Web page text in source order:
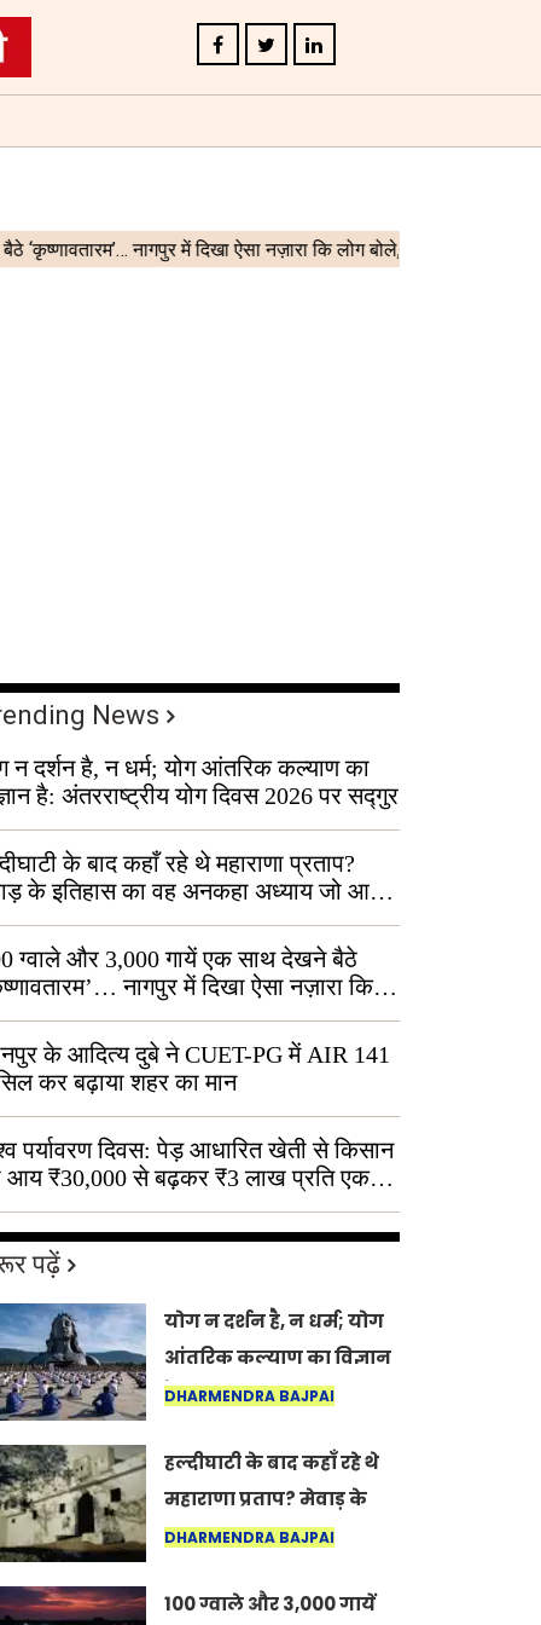
News
न दर्शन है, न धर्म; योग आंतरिक कल्याण का
है: अंतरराष्ट्रीय योग दिवस 2026 पर सद्गुर
के बाद कहाँ रहे थे महाराणा प्रताप?
के इतिहास का वह अनकहा अध्याय जो आज
में जीवित है
ग्वाले और 3,000 गायें एक साथ देखने बैठे
नागपुर में दिखा ऐसा नज़ारा कि
बोले, “ऐसा तो सिर्फ़ कृष्ण ही कर सकते हैं”
के आदित्य दुबे ने CUET-PG में AIR 141
कर बढ़ाया शहर का मान
पर्यावरण दिवस: पेड़ आधारित खेती से किसान
आय ₹30,000 से बढ़कर ₹3 लाख प्रति एकड़
पढ़ें
योग न दर्शन है, न धर्म; योग
आंतरिक कल्याण का विज्ञान
है: अंतरराष्ट्रीय योग दिवस
DHARMENDRA BAJPAI
हल्दीघाटी के बाद कहाँ रहे थे
महाराणा प्रताप? मेवाड़ के
इतिहास का वह अनकहा
में जीवित है
DHARMENDRA BAJPAI
100 ग्वाले और 3,000 गायें